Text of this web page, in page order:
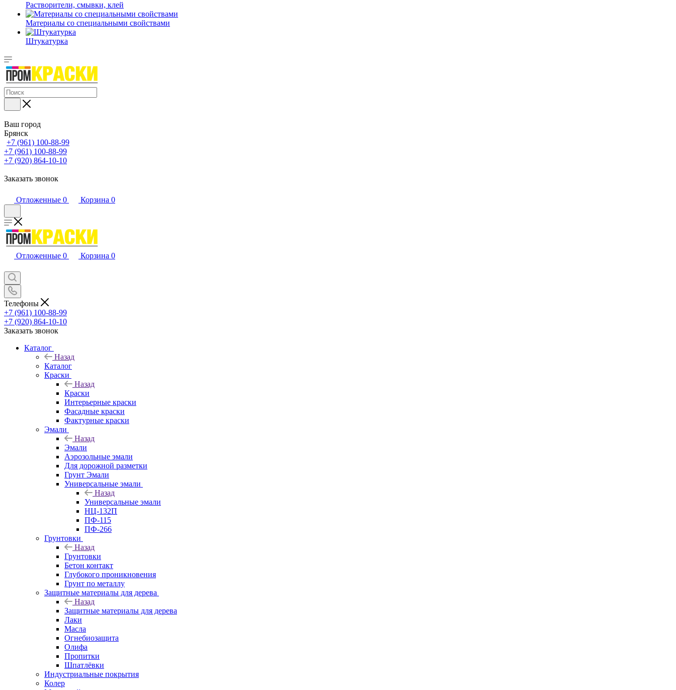
Растворители, смывки, клей
Материалы со специальными свойствами
Штукатурка
Ваш город
Брянск
+7 (961) 100-88-99
+7 (961) 100-88-99
+7 (920) 864-10-10
Заказать звонок
Отложенные 0 Корзина 0
Отложенные 0 Корзина 0
Телефоны
+7 (961) 100-88-99
+7 (920) 864-10-10
Заказать звонок
Каталог
Назад
Каталог
Краски
Назад
Краски
Интерьерные краски
Фасадные краски
Фактурные краски
Эмали
Назад
Эмали
Аэрозольные эмали
Для дорожной разметки
Грунт Эмали
Универсальные эмали
Назад
Универсальные эмали
НЦ-132П
ПФ-115
ПФ-266
Грунтовки
Назад
Грунтовки
Бетон контакт
Глубокого проникновения
Грунт по металлу
Защитные материалы для дерева
Назад
Защитные материалы для дерева
Лаки
Масла
Огнебиозащита
Олифа
Пропитки
Шпатлёвки
Индустриальные покрытия
Колер